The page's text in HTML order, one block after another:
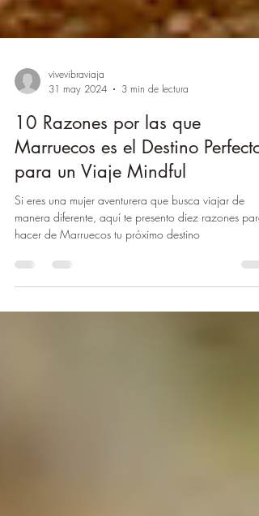
vivevibraviaja
31 may 2024
3 min de lectura
10 Razones por las que
Marruecos es el Destino Perfecto
para un Viaje Mindful
Si eres una mujer aventurera que busca viajar de
manera diferente, aquí te presento diez razones para